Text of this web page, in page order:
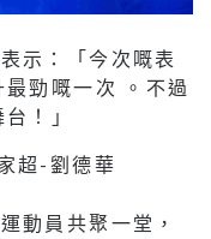
示：「今次嘅表
勁嘅一次 。不過
！」
動員共聚一堂，